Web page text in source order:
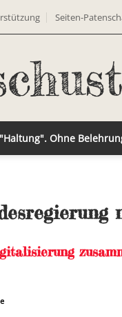
Seiten-
Ohne